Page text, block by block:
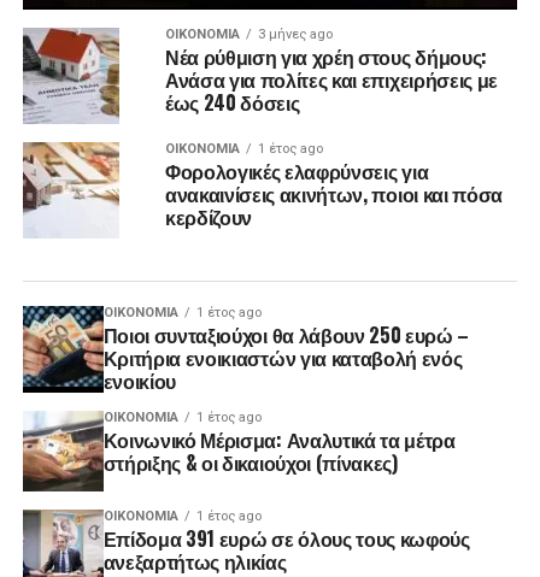
ΟΙΚΟΝΟΜΊΑ 3 μήνες ago
Νέα ρύθμιση για χρέη στους δήμους:
Ανάσα για πολίτες και επιχειρήσεις με
έως 240 δόσεις
ΟΙΚΟΝΟΜΊΑ 1 έτος ago
Φορολογικές ελαφρύνσεις για
ανακαινίσεις ακινήτων, ποιοι και πόσα
κερδίζουν
ΟΙΚΟΝΟΜΊΑ 1 έτος ago
Ποιοι συνταξιούχοι θα λάβουν 250 ευρώ –
Κριτήρια ενοικιαστών για καταβολή ενός
ενοικίου
ΟΙΚΟΝΟΜΊΑ 1 έτος ago
Κοινωνικό Μέρισμα: Αναλυτικά τα μέτρα
στήριξης & οι δικαιούχοι (πίνακες)
ΟΙΚΟΝΟΜΊΑ 1 έτος ago
Επίδομα 391 ευρώ σε όλους τους κωφούς
ανεξαρτήτως ηλικίας